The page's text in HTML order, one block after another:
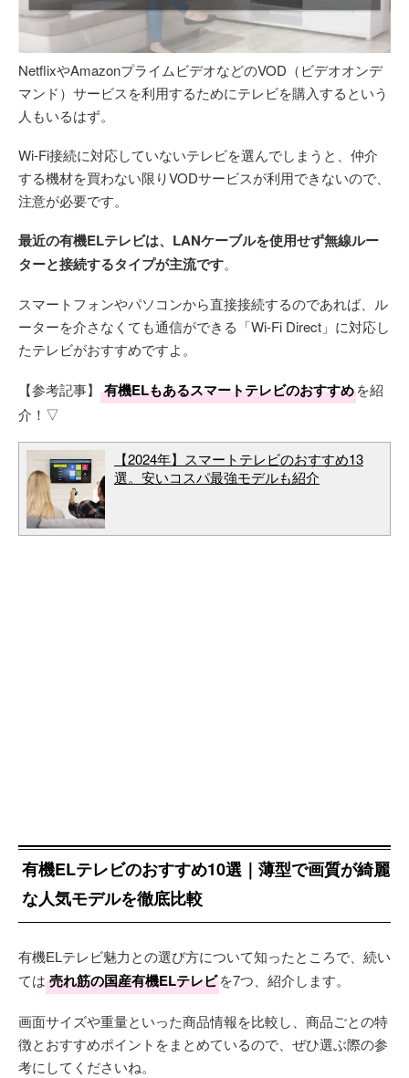
NetflixやAmazonプライムビデオなどのVOD（ビデオオンデ
マンド）サービスを利用するためにテレビを購入するという
人もいるはず。
Wi-Fi接続に対応していないテレビを選んでしまうと、仲介
する機材を買わない限りVODサービスが利用できないので、
注意が必要です。
最近の有機ELテレビは、LANケーブルを使用せず無線ルー
ターと接続するタイプが主流です。
スマートフォンやパソコンから直接接続するのであれば、ル
ーターを介さなくても通信ができる「Wi-Fi Direct」に対応し
たテレビがおすすめですよ。
【参考記事】 有機ELもあるスマートテレビのおすすめを紹
介！▽
【2024年】スマートテレビのおすすめ13
選。安いコスパ最強モデルも紹介
有機ELテレビのおすすめ10選｜薄型で画質が綺麗
な人気モデルを徹底比較
有機ELテレビ魅力との選び方について知ったところで、続い
ては 売れ筋の国産有機ELテレビを7つ、紹介します。
画面サイズや重量といった商品情報を比較し、商品ごとの特
徴とおすすめポイントをまとめているので、ぜひ選ぶ際の参
考にしてくださいね。